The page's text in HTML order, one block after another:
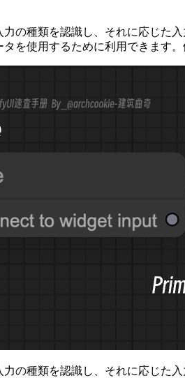
の種類を認識し、それに応じた
を使用するために利用できます
の種類を認識し、それに応じた